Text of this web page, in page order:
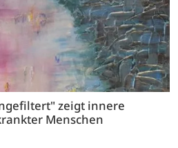
zeigt innere
Menschen